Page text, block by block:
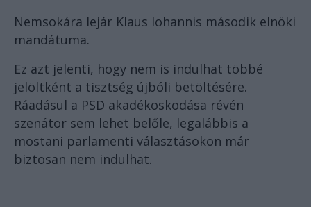
Nemsokára lejár Klaus Iohannis második elnöki
mandátuma.
Ez azt jelenti, hogy nem is indulhat többé
jelöltként a tisztség újbóli betöltésére.
Ráadásul a PSD akadékoskodása révén
szenátor sem lehet belőle, legalábbis a
mostani parlamenti választásokon már
biztosan nem indulhat.